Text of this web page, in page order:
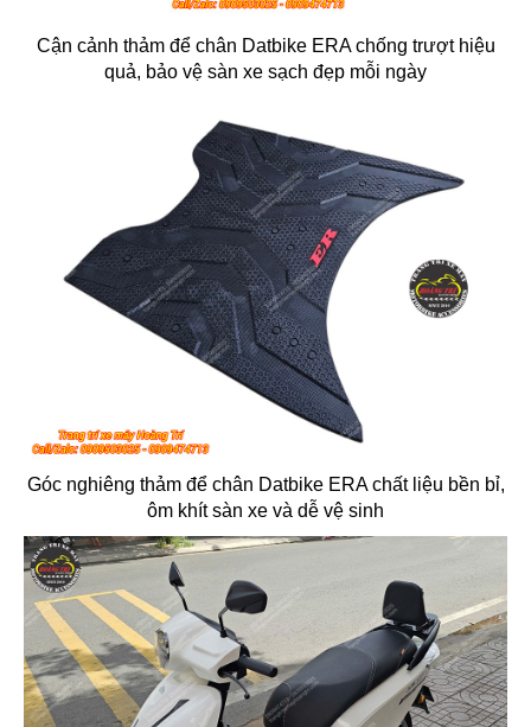
Cận cảnh thảm để chân Datbike ERA chống trượt hiệu
quả, bảo vệ sàn xe sạch đẹp mỗi ngày
Góc nghiêng thảm để chân Datbike ERA chất liệu bền bỉ,
ôm khít sàn xe và dễ vệ sinh